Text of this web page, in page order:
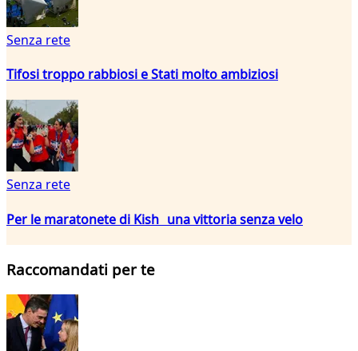
Senza rete
Tifosi troppo rabbiosi e Stati molto ambiziosi
Senza rete
Per le maratonete di Kish una vittoria senza velo
Raccomandati per te